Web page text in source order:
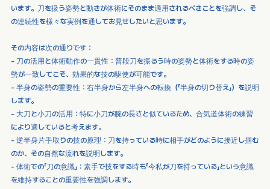
います。刀を扱う姿勢と動きが体術にそのまま適用されるべきことを強調し、そ
の連続性を様々な実例を通してお見せしたいと思います。
その内容は次の通りです：
- 刀の活用と体術動作の一貫性：普段刀を振るう時の姿勢と体術をする時の姿
勢が一致してこそ、効果的な技の駆使が可能です。
- 半身の姿勢の重要性：右半身から左半身への転換（「半身の切り替え」）を説明
します。
- 大刀と小刀の活用：特に小刀が腕の長さと似ているため、合気道体術の練習
により適していると考えます。
- 逆半身片手取りの技の原理：刀を持っている時に相手がどのように接近し掴む
のか、その自然な流れを説明します。
- 体術での「刀の意識」：素手で技をする時も「今私が刀を持っている」という意識
を維持することの重要性を強調します。